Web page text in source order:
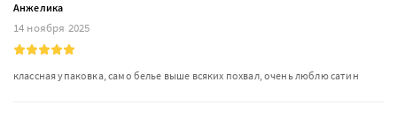
Анжелика
14 ноября 2025
классная упаковка, само белье выше всяких похвал, очень люблю сатин